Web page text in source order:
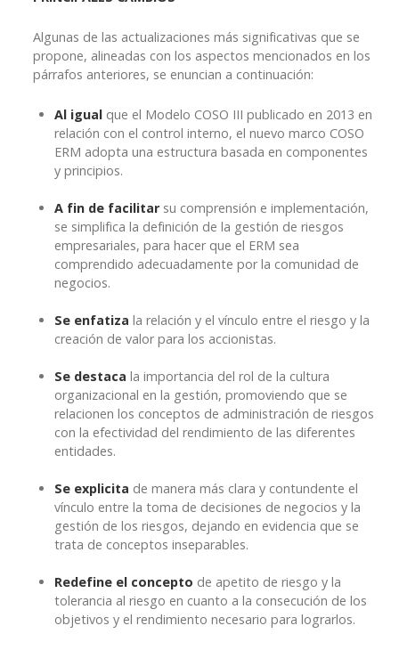
Algunas de las actualizaciones más significativas que se
propone, alineadas con los aspectos mencionados en los
párrafos anteriores, se enuncian a continuación:
Al igual que el Modelo COSO III publicado en 2013 en
relación con el control interno, el nuevo marco COSO
ERM adopta una estructura basada en componentes
y principios.
A fin de facilitar su comprensión e implementación,
se simplifica la definición de la gestión de riesgos
empresariales, para hacer que el ERM sea
comprendido adecuadamente por la comunidad de
negocios.
Se enfatiza la relación y el vínculo entre el riesgo y la
creación de valor para los accionistas.
Se destaca la importancia del rol de la cultura
organizacional en la gestión, promoviendo que se
relacionen los conceptos de administración de riesgos
con la efectividad del rendimiento de las diferentes
entidades.
Se explicita de manera más clara y contundente el
vínculo entre la toma de decisiones de negocios y la
gestión de los riesgos, dejando en evidencia que se
trata de conceptos inseparables.
Redefine el concepto de apetito de riesgo y la
tolerancia al riesgo en cuanto a la consecución de los
objetivos y el rendimiento necesario para lograrlos.